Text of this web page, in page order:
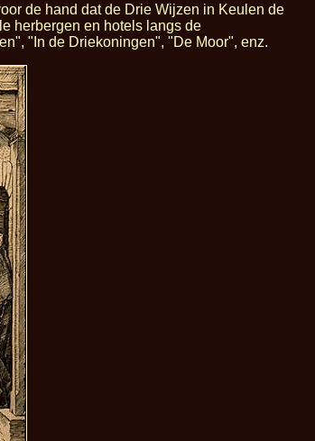
de hand dat de Drie Wijzen in Keulen de
herbergen en hotels langs de
"In de Driekoningen", "De Moor", enz.